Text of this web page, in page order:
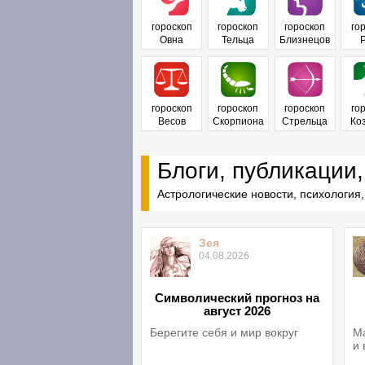
гороскоп
Овна
гороскоп
Тельца
гороскоп
Близнецов
гороскоп
Весов
гороскоп
Скорпиона
гороскоп
Стрельца
Блоги,
Астрологические новости,
Зея
04.08.2026
Символический прогноз на
август 2026
Берегите себя и мир вокруг
и